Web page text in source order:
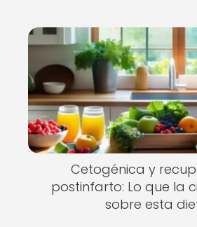
Cetogénica y
postinfarto: Lo que la
sobre esta